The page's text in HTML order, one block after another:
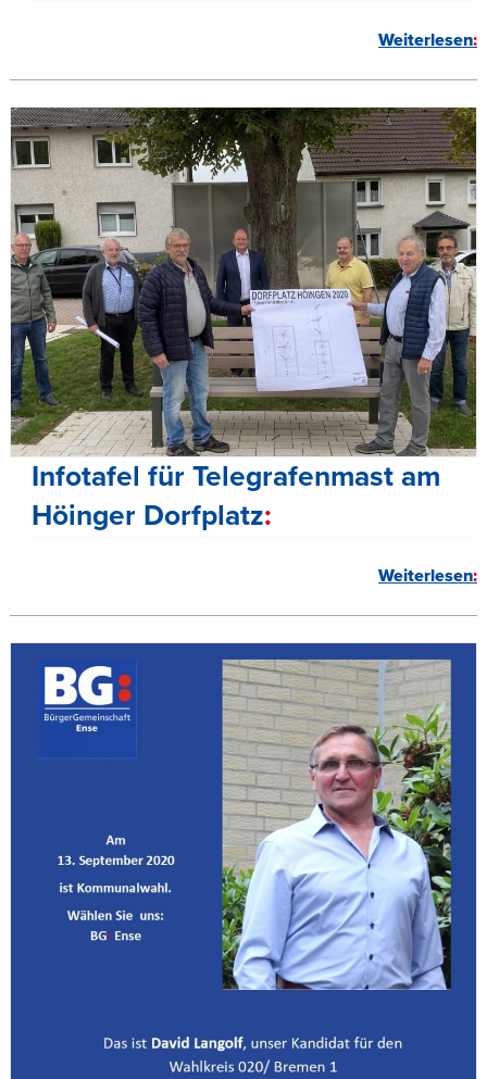
Weiterlesen
Infotafel für Telegrafenmast am
Höinger Dorfplatz
Weiterlesen